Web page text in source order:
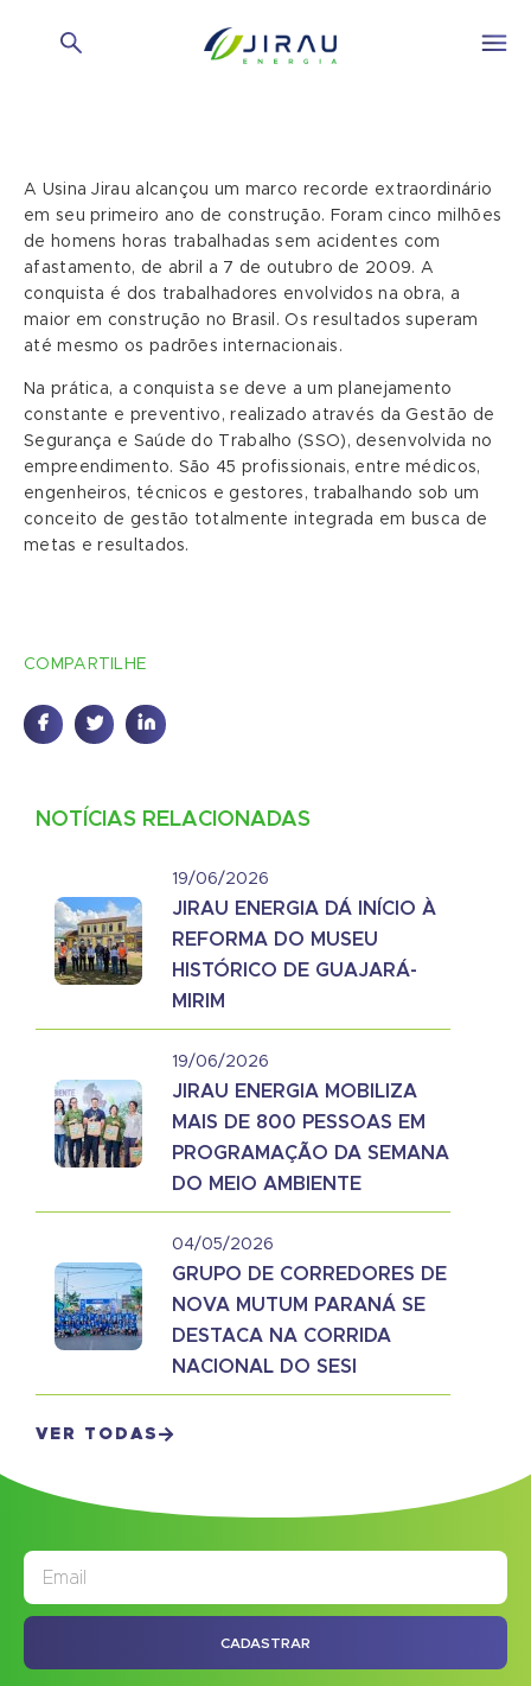
A Usina Jirau alcançou um marco recorde extraordinário
em seu primeiro ano de construção. Foram cinco milhões
de homens horas trabalhadas sem acidentes com
afastamento, de abril a 7 de outubro de 2009. A
conquista é dos trabalhadores envolvidos na obra, a
maior em construção no Brasil. Os resultados superam
até mesmo os padrões internacionais.
Na prática, a conquista se deve a um planejamento
constante e preventivo, realizado através da Gestão de
Segurança e Saúde do Trabalho (SSO), desenvolvida no
empreendimento. São 45 profissionais, entre médicos,
engenheiros, técnicos e gestores, trabalhando sob um
conceito de gestão totalmente integrada em busca de
metas e resultados.
COMPARTILHE
NOTÍCIAS RELACIONADAS
19/06/2026
JIRAU ENERGIA DÁ INÍCIO À
REFORMA DO MUSEU
HISTÓRICO DE GUAJARÁ-
MIRIM
19/06/2026
JIRAU ENERGIA MOBILIZA
MAIS DE 800 PESSOAS EM
PROGRAMAÇÃO DA SEMANA
DO MEIO AMBIENTE
04/05/2026
GRUPO DE CORREDORES DE
NOVA MUTUM PARANÁ SE
DESTACA NA CORRIDA
NACIONAL DO SESI
VER TODAS
CADASTRAR